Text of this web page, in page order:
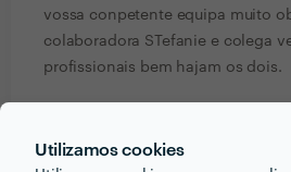
Utilizamos cookies
vossa conpetente equipa muito
colaboradora STefanie e colega
profissionais bem hajam os dois.
Limpezas em Geral